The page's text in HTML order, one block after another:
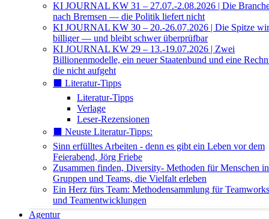
KI JOURNAL KW 31 – 27.07.-2.08.2026 | Die
nach Bremsen — die Politik liefert nicht
KI JOURNAL KW 30 – 20.-26.07.2026 | Die Spitze
billiger — und bleibt schwer überprüfbar
KI JOURNAL KW 29 – 13.-19.07.2026 | Zwei
Billionenmodelle, ein neuer Staatenbund und eine
die nicht aufgeht
⬛️ Literatur-Tipps
Literatur-Tipps
Verlage
Leser-Rezensionen
⬛️ Neuste Literatur-Tipps:
Sinn erfülltes Arbeiten - denn es gibt ein Leben vor dem
Feierabend, Jörg Friebe
Zusammen finden, Diversity- Methoden für Menschen in
Gruppen und Teams, die Vielfalt erleben
Ein Herz fürs Team: Methodensammlung für
und Teamentwicklungen
Agentur